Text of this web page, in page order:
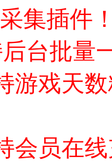
集插件
台批量
游戏天数
会员在线